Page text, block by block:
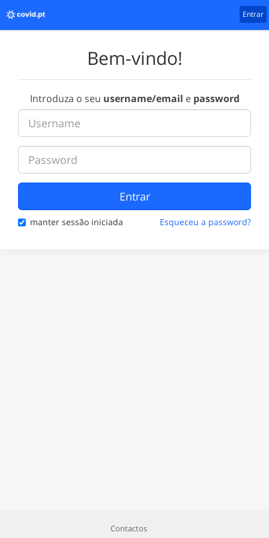
Entrar
Bem-vindo!
Introduza o seu username/email e password
Entrar
manter sessão iniciada Esqueceu a password?
Contactos